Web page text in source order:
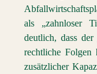
als „zahnloser
deutlich, dass
rechtliche Folgen
zusätzlicher